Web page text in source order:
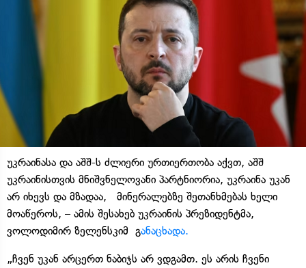
უკრაინასა და აშშ-ს ძლიერი ურთიერთობა აქვთ, აშშ
უკრაინისთვის მნიშვნელოვანი პარტნიორია, უკრაინა უკან
არ იხევს და მზადაა, მინერალებზე შეთანხმებას ხელი
მოაწეროს, – ამის შესახებ უკრაინის პრეზიდენტმა,
ვოლოდიმირ ზელენსკიმ განაცხადა.
„ჩვენ უკან არცერთ ნაბიჯს არ ვდგამთ. ეს არის ჩვენი